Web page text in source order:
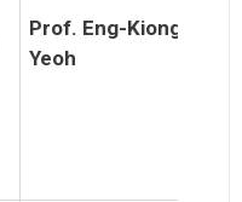
Prof. Eng-Kiong
Yeoh